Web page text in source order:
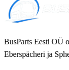
BusParts Eesti OÜ
Eberspächeri ja